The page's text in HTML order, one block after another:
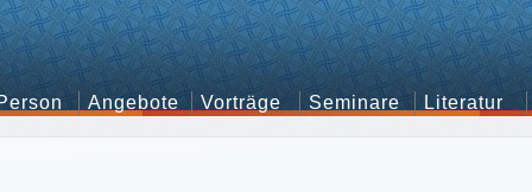
Angebote Vorträge Seminare Literatur